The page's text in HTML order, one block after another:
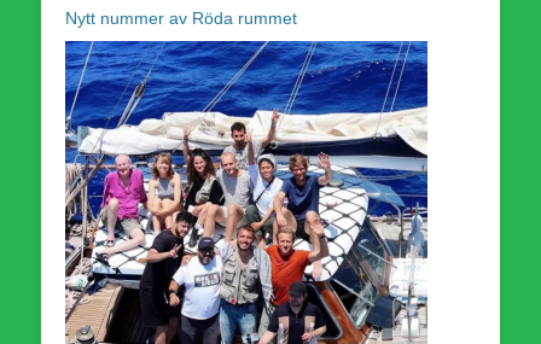
Nytt nummer av Röda rummet